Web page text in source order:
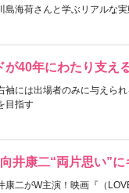
島海荷さんと学ぶリアルな
が40年にわたり支え
袖には出場者のみに与えら
目指す
井康二“両片思い”
康二がW主演！映画『（